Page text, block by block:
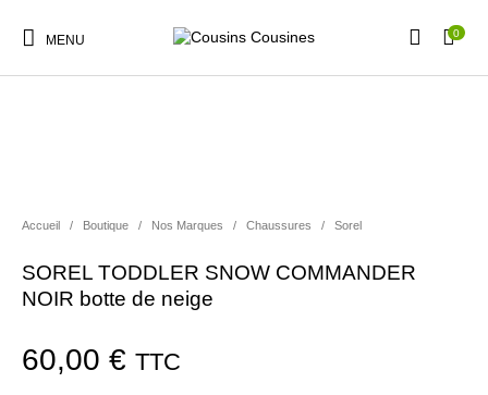
MENU 0
Vêtements Garçons Accessoires
Accueil / Boutique / Nos Marques / Chaussures / Sorel
SOREL TODDLER SNOW COMMANDER
NOIR botte de neige
60,00€ TTC